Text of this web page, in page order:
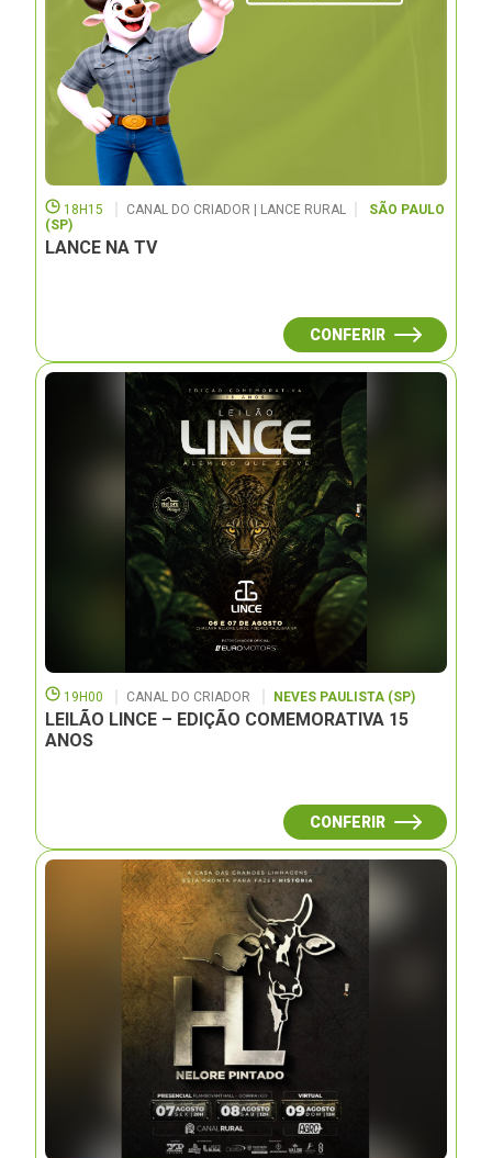
18H15 CANAL DO CRIADOR | LANCE RURAL
SÃO PAULO
(SP)
LANCE NA TV
CONFERIR
19H00 CANAL DO CRIADOR NEVES PAULISTA (SP)
LEILÃO LINCE – EDIÇÃO COMEMORATIVA 15
ANOS
CONFERIR